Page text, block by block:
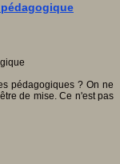
pédagogiques ? On ne
de mise. Ce n'est pas